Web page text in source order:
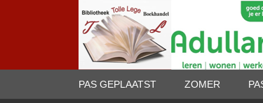
PAS GEPLAATST ZOMER